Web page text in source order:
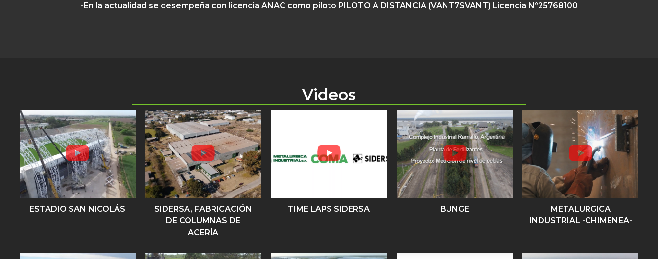
-En la actualidad se desempeña con licencia ANAC como piloto PILOTO A DISTANCIA (VANT7SVANT) Licencia N°25768100
Videos
ESTADIO SAN NICOLÁS
SIDERSA, FABRICACIÓN
DE COLUMNAS DE
ACERÍA
TIME LAPS SIDERSA BUNGE
METALURGICA
INDUSTRIAL -CHIMENEA-